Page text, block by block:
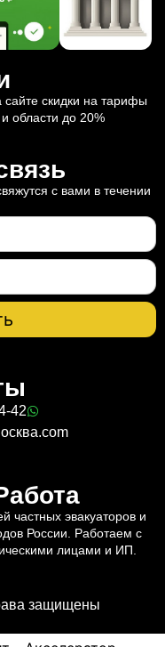
скидки на тарифы
области до 20%
с вами в течении
42
частных эвакуаторов и
России. Работаем с
лицами и ИП.
защищены